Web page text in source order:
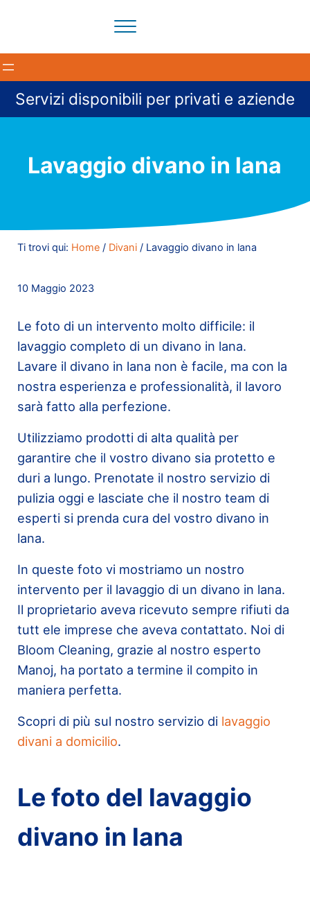
BloomCleaning Impresa di
Menu
Servizi disponibili per privati e aziende
Lavaggio divano in lana
Ti trovi qui: Home / Divani /Lavaggio divano in lana
10 Maggio 2023
Le foto di un intervento molto difficile: il
lavaggio completo di un divano in lana.
Lavare il divano in lana non è facile, ma con la
nostra esperienza e professionalità, il lavoro
sarà fatto alla perfezione.
Utilizziamo prodotti di alta qualità per
garantire che il vostro divano sia protetto e
duri a lungo. Prenotate il nostro servizio di
pulizia oggi e lasciate che il nostro team di
esperti si prenda cura del vostro divano in
lana.
In queste foto vi mostriamo un nostro
intervento per il lavaggio di un divano in lana.
Il proprietario aveva ricevuto sempre rifiuti da
tutt ele imprese che aveva contattato. Noi di
Bloom Cleaning, grazie al nostro esperto
Manoj, ha portato a termine il compito in
maniera perfetta.
Scopri di più sul nostro servizio di lavaggio
divani a domicilio.
Le foto del lavaggio
divano in lana